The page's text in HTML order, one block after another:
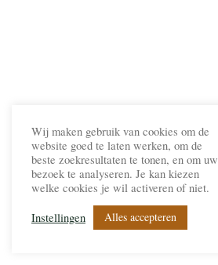
Wij maken gebruik van cookies om de
website goed te laten werken, om de
beste zoekresultaten te tonen, en om uw
bezoek te analyseren. Je kan kiezen
welke cookies je wil activeren of niet.
Instellingen
Alles accepteren